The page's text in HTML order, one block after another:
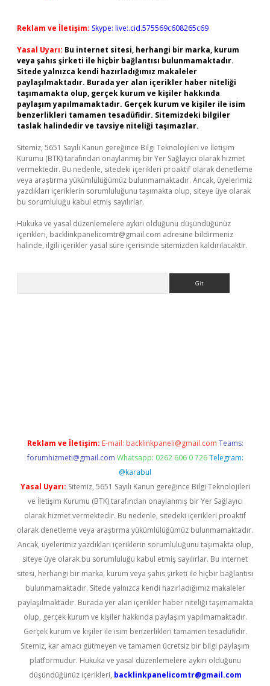
Reklam ve İletişim: Skype: live:.cid.575569c608265c69
Yasal Uyarı: Bu internet sitesi, herhangi bir marka, kurum
veya şahıs şirketi ile hiçbir bağlantısı bulunmamaktadır.
Sitede yalnızca kendi hazırladığımız makaleler
paylaşılmaktadır. Burada yer alan içerikler haber niteliği
taşımamakta olup, gerçek kurum ve kişiler hakkında
paylaşım yapılmamaktadır. Gerçek kurum ve kişiler ile isim
benzerlikleri tamamen tesadüfidir. Sitemizdeki bilgiler
taslak halindedir ve tavsiye niteliği taşımazlar.
Sitemiz, 5651 Sayılı Kanun gereğince Bilgi Teknolojileri ve İletişim
Kurumu (BTK) tarafından onaylanmış bir Yer Sağlayıcı olarak hizmet
vermektedir. Bu nedenle, sitedeki içerikleri proaktif olarak denetleme
veya araştırma yükümlülüğümüz bulunmamaktadır. Ancak, üyelerimiz
yazdıkları içeriklerin sorumluluğunu taşımakta olup, siteye üye olarak
bu sorumluluğu kabul etmiş sayılırlar.
Hukuka ve yasal düzenlemelere aykırı olduğunu düşündüğünüz
içerikleri, backlinkpanelicomtr@gmail.com adresine bildirmeniz
halinde, ilgili içerikler yasal süre içerisinde sitemizden kaldırılacaktır.
Reklam ve İletişim: E-mail: backlinkpaneli@gmail.com Teams:
forumhizmeti@gmail.com Whatsapp: 0262 606 0 726 Telegram:
@karabul
Yasal Uyarı: Sitemiz, 5651 Sayılı Kanun gereğince Bilgi Teknolojileri
ve İletişim Kurumu (BTK) tarafından onaylanmış bir Yer Sağlayıcı
olarak hizmet vermektedir. Bu nedenle, sitedeki içerikleri proaktif
olarak denetleme veya araştırma yükümlülüğümüz bulunmamaktadır.
Ancak, üyelerimiz yazdıkları içeriklerin sorumluluğunu taşımakta olup,
siteye üye olarak bu sorumluluğu kabul etmiş sayılırlar. Bu internet
sitesi, herhangi bir marka, kurum veya şahıs şirketi ile hiçbir bağlantısı
bulunmamaktadır. Sitede yalnızca kendi hazırladığımız makaleler
paylaşılmaktadır. Burada yer alan içerikler haber niteliği taşımamakta
olup, gerçek kurum ve kişiler hakkında paylaşım yapılmamaktadır.
Gerçek kurum ve kişiler ile isim benzerlikleri tamamen tesadüfidir.
Sitemiz, kar amacı gütmeyen ve tamamen ücretsiz bir bilgi paylaşım
platformudur. Hukuka ve yasal düzenlemelere aykırı olduğunu
düşündüğünüz içerikleri, backlinkpanelicomtr@gmail.com